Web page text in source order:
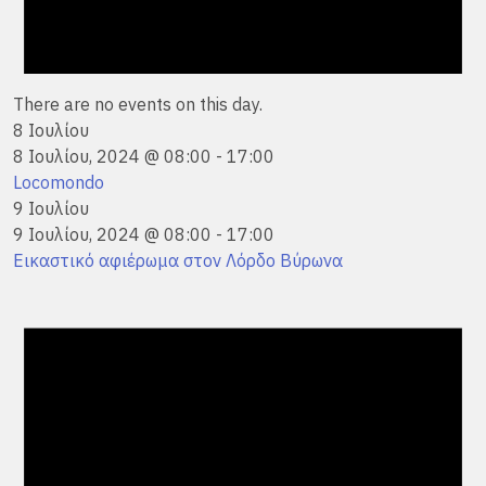
There are no events on this day.
8 Ιουλίου
8 Ιουλίου, 2024 @ 08:00 - 17:00
Locomondo
9 Ιουλίου
9 Ιουλίου, 2024 @ 08:00 - 17:00
Εικαστικό αφιέρωμα στον Λόρδο Βύρωνα